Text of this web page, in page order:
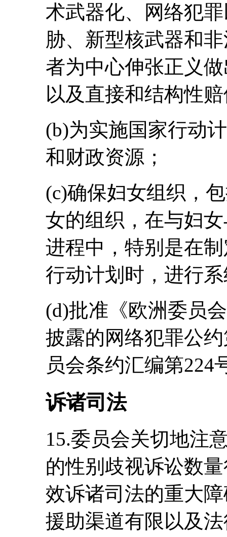
术武器化、网络犯
胁、新型核武器和
者为中心伸张正义
以及直接和结构性
(b)为实施国家行动
和财政资源；
(c)确保妇女组织，
女的组织，在与妇
进程中，特别是在
行动计划时，进行
(d)批准《欧洲委员
披露的网络犯罪公
员会条约汇编第224
诉诸司法
15.委员会关切地注
的性别歧视诉讼数
效诉诸司法的重大
援助渠道有限以及